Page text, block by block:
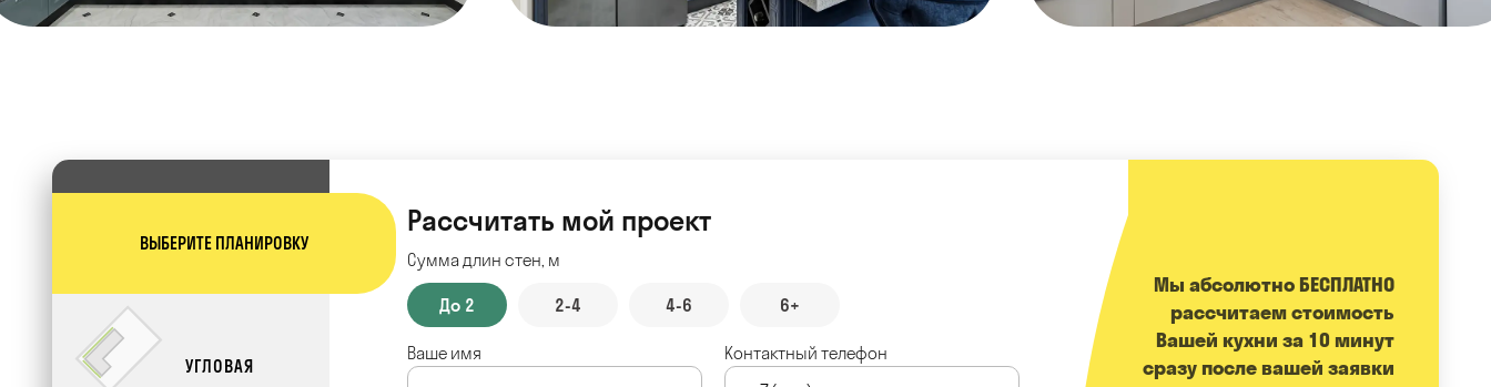
ВЫБЕРИТЕ ПЛАНИРОВКУ
УГЛОВАЯ
Рассчитать мой проект
Сумма длин стен, м
До 2 2-4 4-6 6+
Ваше имя Контактный телефон
Мы абсолютно БЕСПЛАТНО
расcчитаем стоимость
Вашей кухни за 10 минут
сразу после вашей заявки